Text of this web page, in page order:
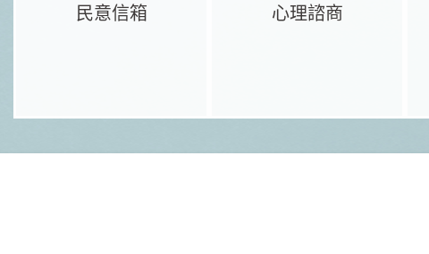
民意信箱 心理諮商